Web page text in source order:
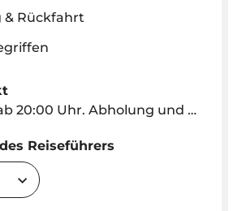
& Rückfahrt
Rückfahrt in Funchal und Caniço inbegriffen (für andere Orte bitte anfragen).
Reiseführers